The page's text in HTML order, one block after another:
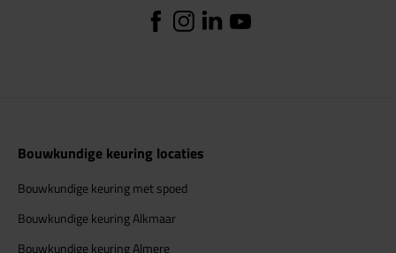
FacebookInstagram
LinkedinYouTube
Bouwkundige keuring locaties
Bouwkundige keuring met spoed
Bouwkundige keuring Alkmaar
Bouwkundige keuring Almere